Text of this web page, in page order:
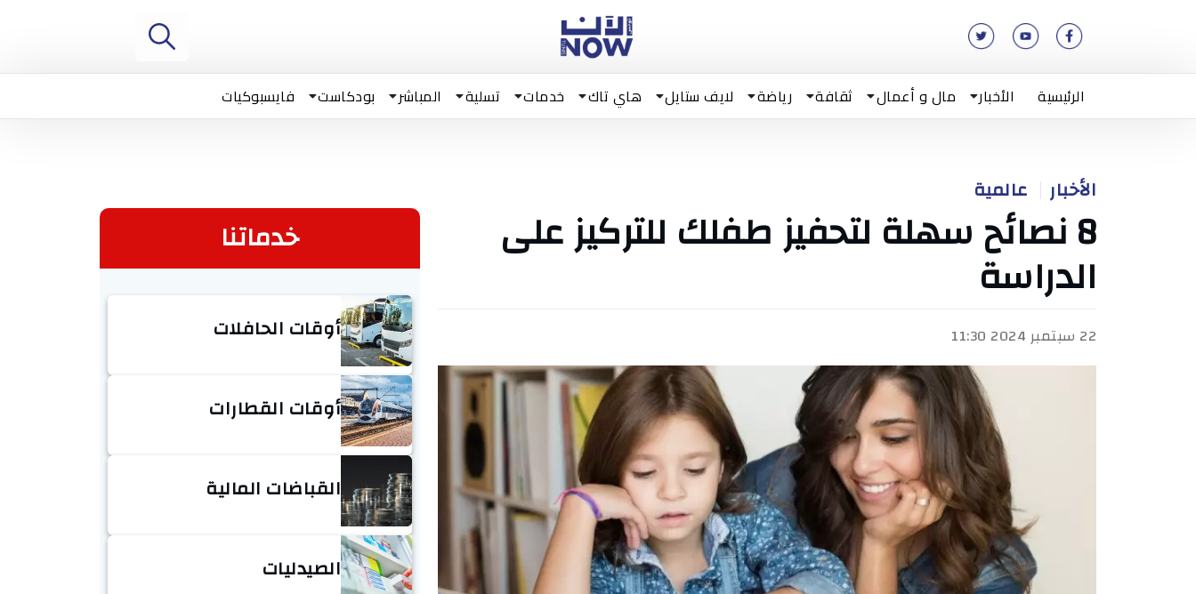
الرئيسية الأخبار مال و أعمال ثقافة رياضة لايف ستايل هاي تاك خدمات تسلية المباشر بودكاست فايسبوكيات
الأخبار عالمية
8 نصائح سهلة لتحفيز طفلك للتركيز على
الدراسة
22 سبتمبر 2024 11:30
خدماتنا
أوقات الحافلات
أوقات القطارات
القباضات المالية
الصيدليات